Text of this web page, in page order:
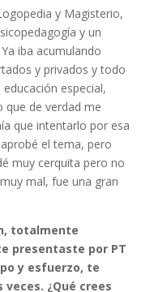
y Magisterio,
y un
iba acumulando
y privados y todo
especial,
que de verdad me
que intentarlo por esa
el tema, pero
muy cerquita pero no
mal, fue una gran
totalmente
presentaste por PT
y esfuerzo, te
¿Qué crees